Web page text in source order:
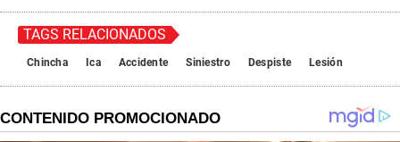
TAGS RELACIONADOS
Chincha Ica Accidente Siniestro Despiste Lesión